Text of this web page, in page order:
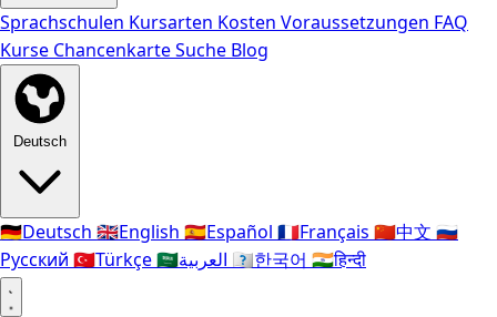
Sprachschulen Kursarten Kosten Voraussetzungen FAQ
Kurse ChancenkarteSuche Blog
Deutsch
🇩🇪Deutsch 🇬🇧English 🇪🇸Español 🇫🇷Français 🇨🇳中文 🇷🇺
Русский 🇹🇷Türkçe🇸🇦 🇰🇷한국어 🇮🇳हिन्दी